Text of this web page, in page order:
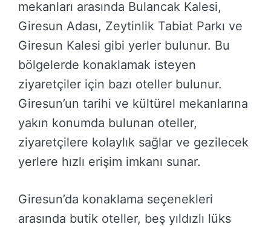
mekanları arasında Bulancak Kalesi,
Giresun Adası, Zeytinlik Tabiat Parkı ve
Giresun Kalesi gibi yerler bulunur. Bu
bölgelerde konaklamak isteyen
ziyaretçiler için bazı oteller bulunur.
Giresun’un tarihi ve kültürel mekanlarına
yakın konumda bulunan oteller,
ziyaretçilere kolaylık sağlar ve gezilecek
yerlere hızlı erişim imkanı sunar.
Giresun’da konaklama seçenekleri
arasında butik oteller, beş yıldızlı lüks